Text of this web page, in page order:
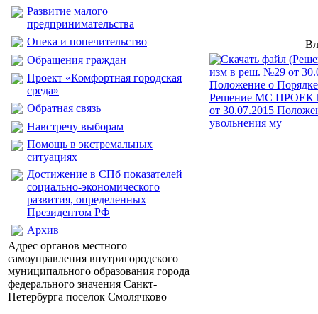
Развитие малого
предпринимательства
Опека и попечительство
Обращения граждан
Проект «Комфортная городская
среда»
Обратная связь
Навстречу выборам
Помощь в экстремальных
ситуациях
Достижение в СПб показателей
социально-экономического
развития, определенных
Президентом РФ
Архив
Адрес органов местного
самоуправления внутригородского
муниципального образования города
федерального значения Санкт-
Петербурга поселок Смолячково
Решение МС
от 30.07.2015
увольнения му